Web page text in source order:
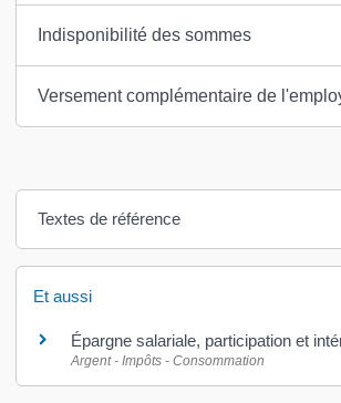
Indisponibilité des sommes
Versement complémentaire de
Textes de référence
Et aussi
Épargne salariale, participation et
Argent - Impôts - Consommation